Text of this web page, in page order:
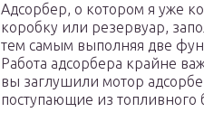
Адсорбер, о котором я уже
коробку или резервуар,
тем самым выполняя две
Работа адсорбера крайне
вы заглушили мотор
поступающие из топливного